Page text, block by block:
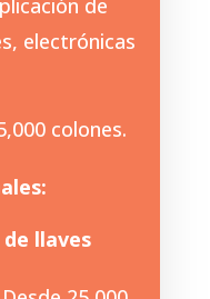
electrónicas
colones.
llaves